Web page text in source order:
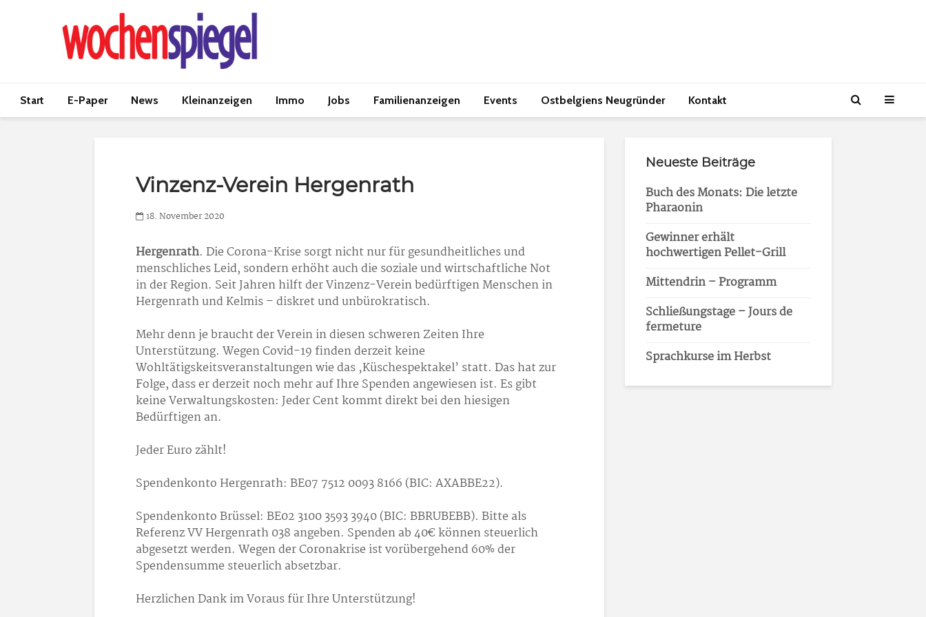
Start E-Paper News Kleinanzeigen Immo Jobs Familienanzeigen Events Ostbelgiens Neugründer Kontakt
Vinzenz-Verein Hergenrath
18. November 2020
Hergenrath. Die Corona-Krise sorgt nicht nur für gesundheitliches und
menschliches Leid, sondern erhöht auch die soziale und wirtschaftliche Not
in der Region. Seit Jahren hilft der Vinzenz-Verein bedürftigen Menschen in
Hergenrath und Kelmis – diskret und unbürokratisch.
Mehr denn je braucht der Verein in diesen schweren Zeiten Ihre
Unterstützung. Wegen Covid-19 finden derzeit keine
Wohltätigskeitsveranstaltungen wie das ‚Küschespektakel’ statt. Das hat zur
Folge, dass er derzeit noch mehr auf Ihre Spenden angewiesen ist. Es gibt
keine Verwaltungskosten: Jeder Cent kommt direkt bei den hiesigen
Bedürftigen an.
Jeder Euro zählt!
Spendenkonto Hergenrath: BE07 7512 0093 8166 (BIC: AXABBE22).
Spendenkonto Brüssel: BE02 3100 3593 3940 (BIC: BBRUBEBB). Bitte als
Referenz VV Hergenrath 038 angeben. Spenden ab 40€ können steuerlich
abgesetzt werden. Wegen der Coronakrise ist vorübergehend 60% der
Spendensumme steuerlich absetzbar.
Herzlichen Dank im Voraus für Ihre Unterstützung!
Neueste Beiträge
Buch des Monats: Die letzte
Pharaonin
Gewinner erhält
hochwertigen Pellet-Grill
Mittendrin – Programm
Schließungstage – Jours de
fermeture
Sprachkurse im Herbst